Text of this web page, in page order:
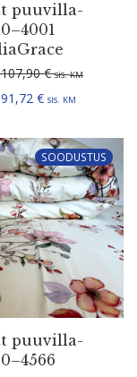
107,90 €
91,72 €
puuvil­la­
107,90€ sis.KM
91,72 €Hinna­va­hemik:
sis. KM
SOODUSTUS
puuvil­la­